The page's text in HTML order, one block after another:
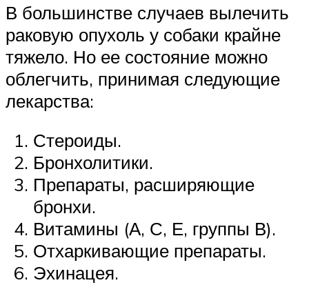
В большинстве случаев вылечить
раковую опухоль у собаки крайне
тяжело. Но ее состояние можно
облегчить, принимая следующие
лекарства:
Стероиды.
Бронхолитики.
Препараты, расширяющие
бронхи.
Витамины (А, С, Е, группы В).
Отхаркивающие препараты.
Эхинацея.